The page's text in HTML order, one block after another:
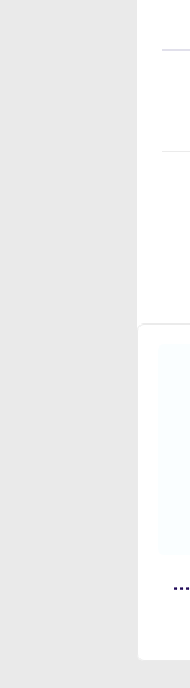
المستعمرون وبث روحية الإحساس بالدونية